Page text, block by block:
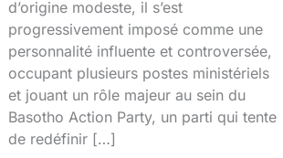
d’origine modeste, il s’est
progressivement imposé comme une
personnalité influente et controversée,
occupant plusieurs postes ministériels
et jouant un rôle majeur au sein du
Basotho Action Party, un parti qui tente
de redéfinir […]